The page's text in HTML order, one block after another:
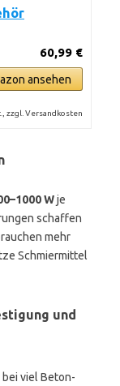
60,99 €
ansehen
zzgl. Versandkosten
Wje
schaffen
mehr
Schmiermittel
und
viel Beton-